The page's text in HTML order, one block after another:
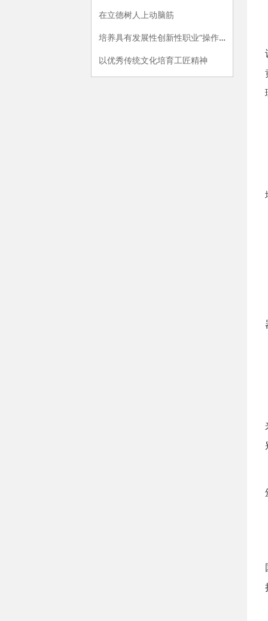
在立德树人上动脑筋
培养具有发展性创新性职业“操作手”
以优秀传统文化培育工匠精神